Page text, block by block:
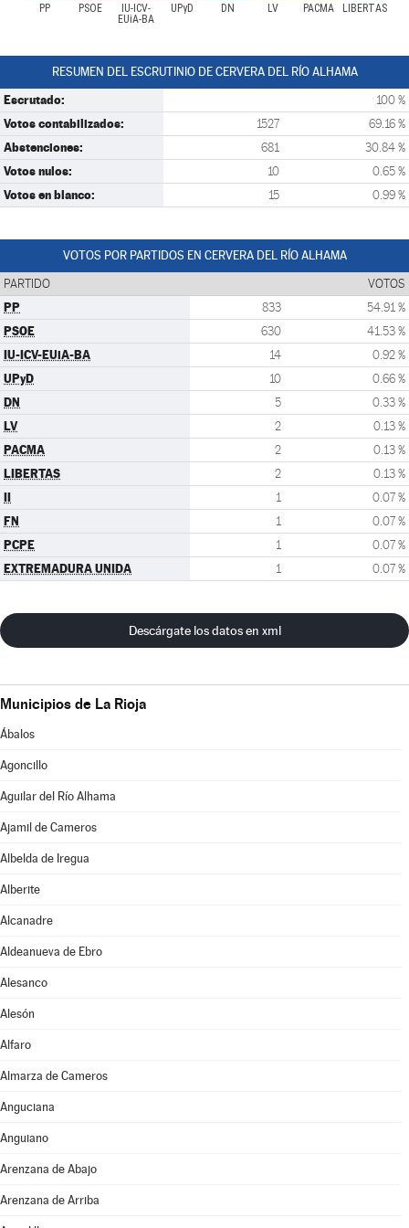
PP PSOE
IU-ICV-
EUiA-BA
UPyD DN LV PACMA LIBERTAS
RESUMEN DEL ESCRUTINIO DE CERVERA DEL RÍO ALHAMA
Escrutado: 100 %
Votos contabilizados: 1527 69.16 %
Abstenciones: 681 30.84 %
Votos nulos: 10 0.65 %
Votos en blanco: 15 0.99 %
VOTOS POR PARTIDOS EN CERVERA DEL RÍO ALHAMA
PARTIDO VOTOS
PP 833 54.91 %
PSOE 630 41.53 %
IU-ICV-EUiA-BA 14 0.92 %
UPyD 10 0.66 %
DN 5 0.33 %
LV 2 0.13 %
PACMA 2 0.13 %
LIBERTAS 2 0.13 %
II 1 0.07 %
FN 1 0.07 %
PCPE 1 0.07 %
EXTREMADURA UNIDA 1 0.07 %
Descárgate los datos en xml
Municipios de La Rioja
Ábalos
Agoncillo
Aguilar del Río Alhama
Ajamil de Cameros
Albelda de Iregua
Alberite
Alcanadre
Aldeanueva de Ebro
Alesanco
Alesón
Alfaro
Almarza de Cameros
Anguciana
Anguiano
Arenzana de Abajo
Arenzana de Arriba